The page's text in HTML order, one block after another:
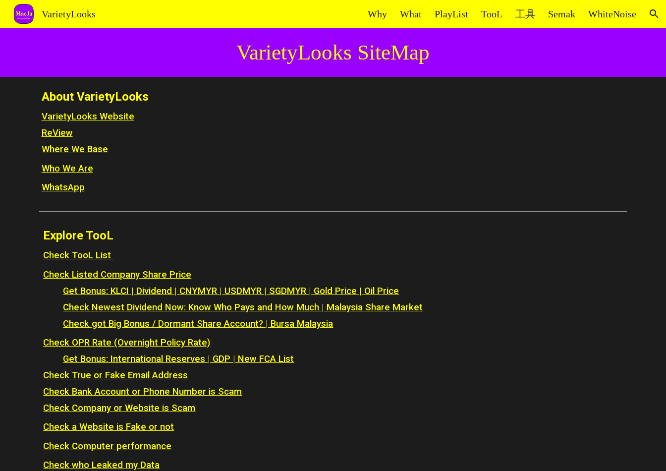
Skip to navigation
VarietyLooks Why What PlayList TooL 工具 Semak WhiteNoise
VarietyLooks SiteMap
About VarietyLooks
VarietyLooks Website
ReView
Where We Base
WhoWe Are
WhatsApp
Explore TooL
Check TooL List
Check Listed Company Share Price
Get Bonus: KLCI | Dividend | CNYMYR | USDMYR | SGDMYR | Gold Price | Oil Price
Check Newest Dividend Now: Know Who Pays and How Much | Malaysia Share Market
Check got Big Bonus / Dormant Share Account? | Bursa Malaysia
Check OPR Rate (Overnight Policy Rate)
Get Bonus: International Reserves | GDP | New FCA List
Check True or Fake Email Address
Check Bank Account or Phone Number is Scam
Check Company or Website is Scam
Check a Website is Fake or not
Check Computer performance
Check who Leaked my Data